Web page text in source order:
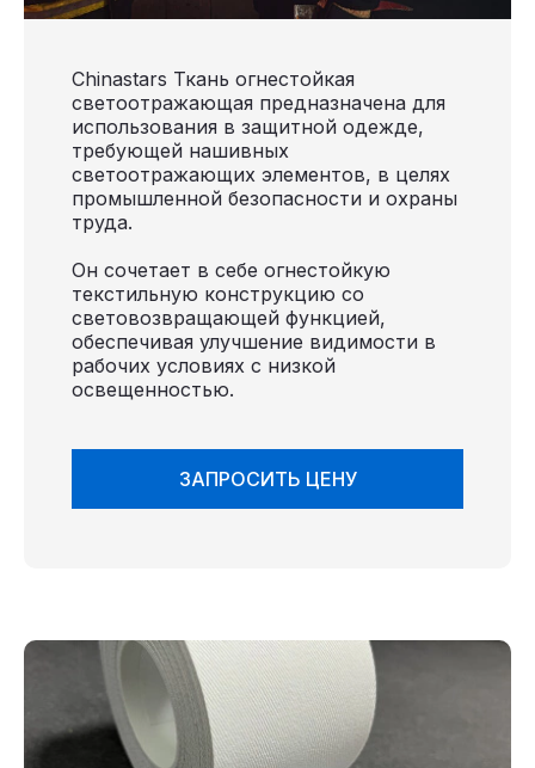
Chinastars Ткань огнестойкая
светоотражающая предназначена для
использования в защитной одежде,
требующей нашивных
светоотражающих элементов, в целях
промышленной безопасности и охраны
труда.
Он сочетает в себе огнестойкую
текстильную конструкцию со
световозвращающей функцией,
обеспечивая улучшение видимости в
рабочих условиях с низкой
освещенностью.
ЗАПРОСИТЬ ЦЕНУ